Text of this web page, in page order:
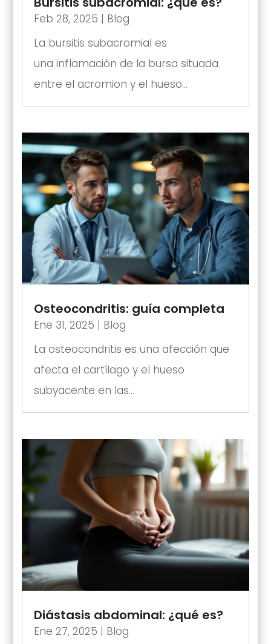
Feb 28, 2025 | Blog
La bursitis subacromial es
una inflamación de la bursa situada
entre el acromion y el hueso...
Osteocondritis: guía completa
Ene 31, 2025 | Blog
La osteocondritis es una afección que
afecta el cartílago y el hueso
subyacente en las...
Diástasis abdominal: ¿qué es?
Ene 27, 2025 | Blog